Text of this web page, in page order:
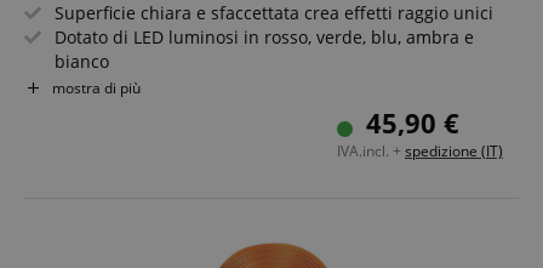
Superficie chiara e sfaccettata crea effetti raggio unici
Dotato di LED luminosi in rosso, verde, blu, ambra e
bianco
10 a 50 rotazioni (180°) al minuto
Controllabile in modalità standalone o tramite DMX
Funzione memory, cambio colore continuo, dissolvenza
mostra di più
45,90 €
IVA.incl. + spedizione (IT)